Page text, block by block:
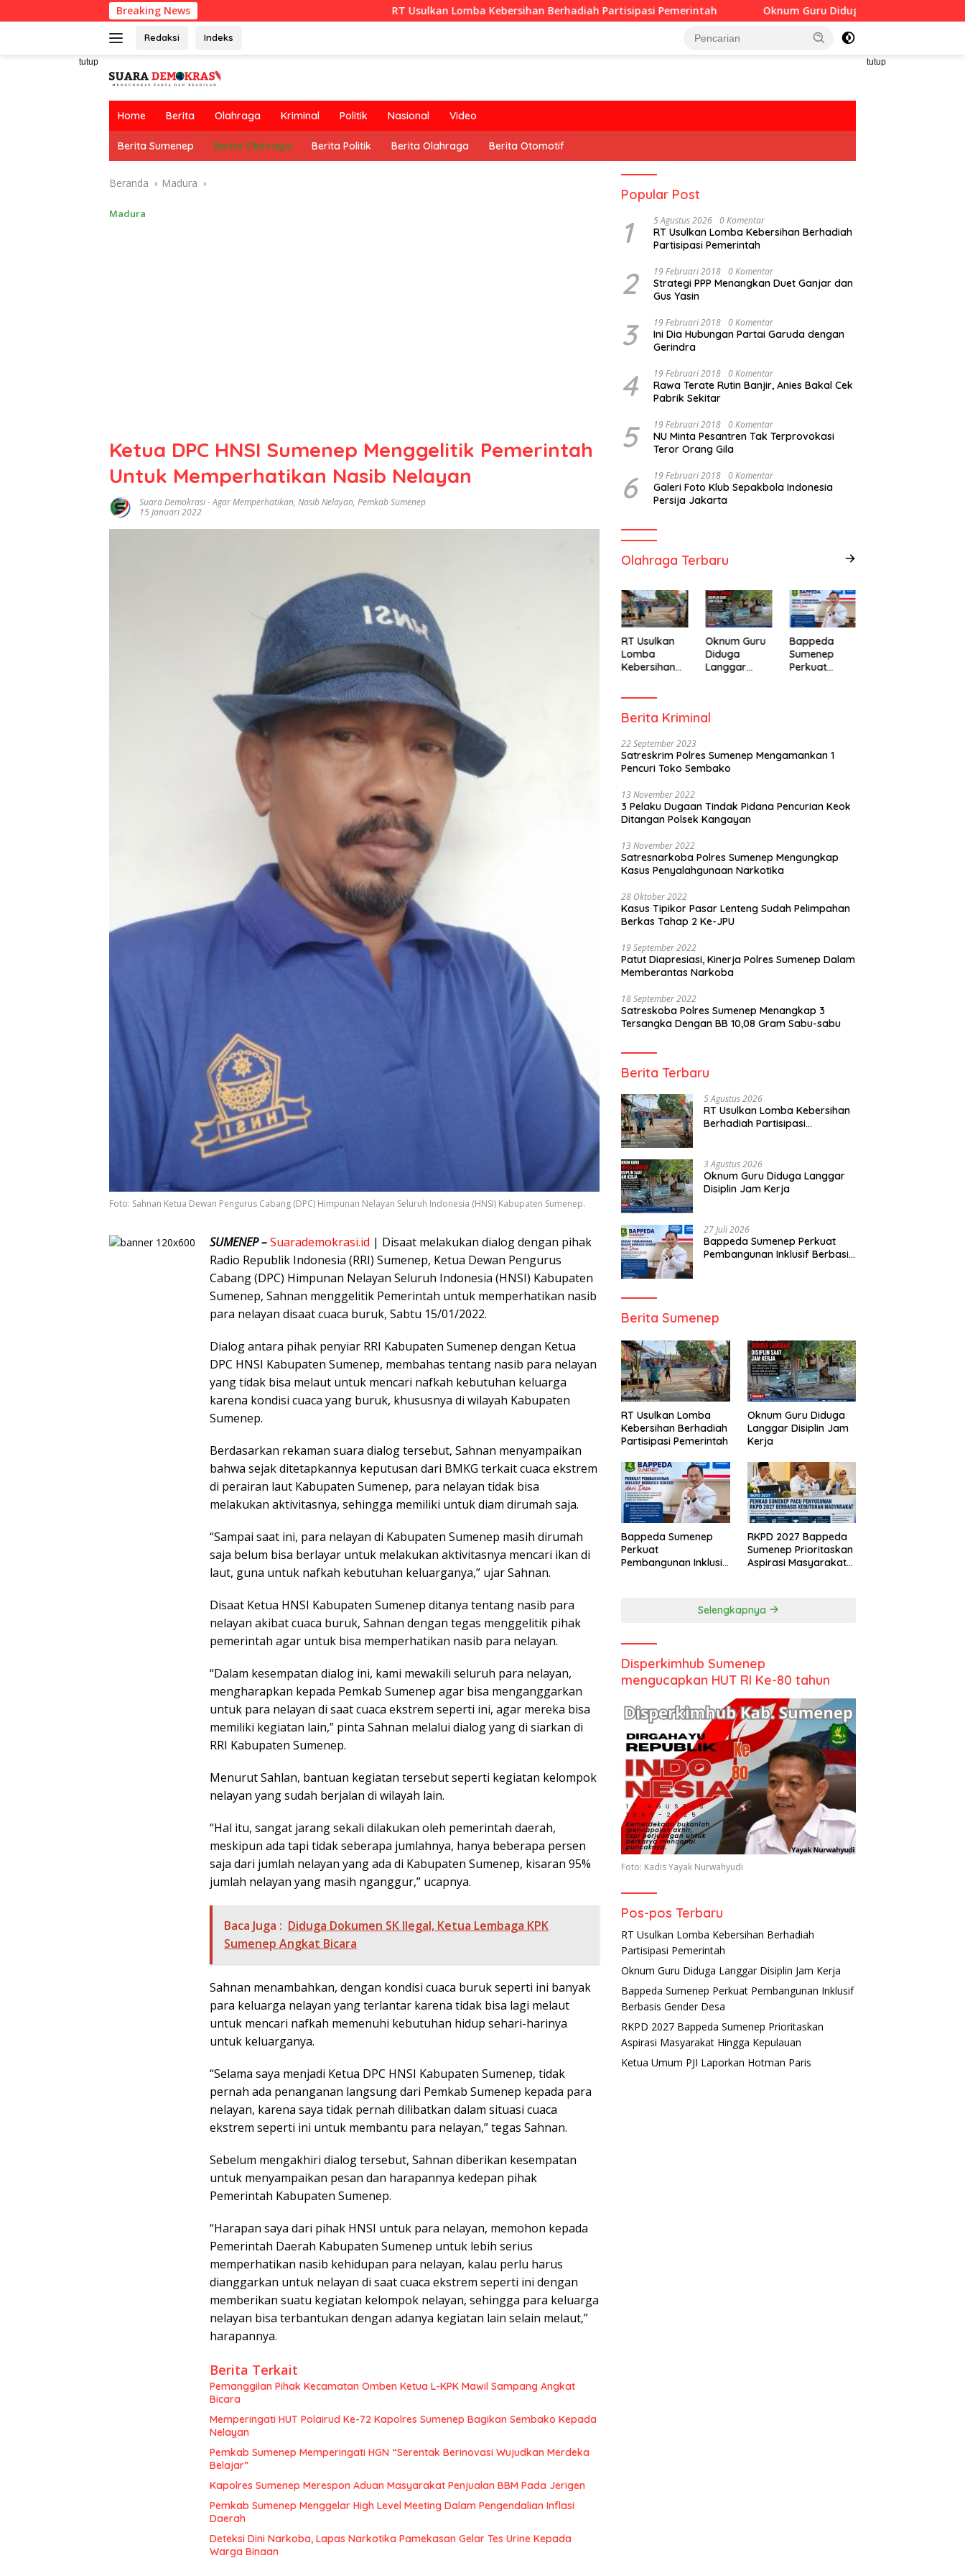
ke
Breaking News RT Usulkan Lomba Kebersihan Berhadiah Partisipasi Pemerintah Oknum Guru Diduga Langgar Disiplin Jam Kerja
Redaksi Indeks
tutup tutup
Home Berita Olahraga Kriminal Politik Nasional Video
Berita Sumenep Berita Olahraga Berita Politik Berita Olahraga Berita Otomotif
Beranda Madura
Madura
Ketua DPC HNSI Sumenep Menggelitik Pemerintah
Untuk Memperhatikan Nasib Nelayan
Suara Demokrasi-Agar Memperhatikan, Nasib Nelayan, Pemkab Sumenep
15 Januari 2022
Foto: Sahnan Ketua Dewan Pengurus Cabang (DPC) Himpunan Nelayan Seluruh Indonesia (HNSI) Kabupaten Sumenep.
SUMENEP –Suarademokrasi.id | Disaat melakukan dialog dengan pihak
Radio Republik Indonesia (RRI) Sumenep, Ketua Dewan Pengurus
Cabang (DPC) Himpunan Nelayan Seluruh Indonesia (HNSI) Kabupaten
Sumenep, Sahnan menggelitik Pemerintah untuk memperhatikan nasib
para nelayan disaat cuaca buruk, Sabtu 15/01/2022.
Dialog antara pihak penyiar RRI Kabupaten Sumenep dengan Ketua
DPC HNSI Kabupaten Sumenep, membahas tentang nasib para nelayan
yang tidak bisa melaut untuk mencari nafkah kebutuhan keluarga
karena kondisi cuaca yang buruk, khususnya di wilayah Kabupaten
Sumenep.
Berdasarkan rekaman suara dialog tersebut, Sahnan menyampaikan
bahwa sejak ditetapkannya keputusan dari BMKG terkait cuaca ekstrem
di perairan laut Kabupaten Sumenep, para nelayan tidak bisa
melakukan aktivitasnya, sehingga memiliki untuk diam dirumah saja.
“Sampai saat ini, para nelayan di Kabupaten Sumenep masih dirumah
saja belum bisa berlayar untuk melakukan aktivitasnya mencari ikan di
laut, guna untuk nafkah kebutuhan keluarganya,” ujar Sahnan.
Disaat Ketua HNSI Kabupaten Sumenep ditanya tentang nasib para
nelayan akibat cuaca buruk, Sahnan dengan tegas menggelitik pihak
pemerintah agar untuk bisa memperhatikan nasib para nelayan.
“Dalam kesempatan dialog ini, kami mewakili seluruh para nelayan,
mengharapkan kepada Pemkab Sumenep agar bisa menganggarkan
untuk para nelayan di saat cuaca ekstrem seperti ini, agar mereka bisa
memiliki kegiatan lain,” pinta Sahnan melalui dialog yang di siarkan di
RRI Kabupaten Sumenep.
Menurut Sahlan, bantuan kegiatan tersebut seperti kegiatan kelompok
nelayan yang sudah berjalan di wilayah lain.
“Hal itu, sangat jarang sekali dilakukan oleh pemerintah daerah,
meskipun ada tapi tidak seberapa jumlahnya, hanya beberapa persen
saja dari jumlah nelayan yang ada di Kabupaten Sumenep, kisaran 95%
jumlah nelayan yang masih nganggur,” ucapnya.
Baca Juga : Diduga Dokumen SK Ilegal, Ketua Lembaga KPK
Sumenep Angkat Bicara
Sahnan menambahkan, dengan kondisi cuaca buruk seperti ini banyak
para keluarga nelayan yang terlantar karena tidak bisa lagi melaut
untuk mencari nafkah memenuhi kebutuhan hidup sehari-harinya
untuk keluarganya.
“Selama saya menjadi Ketua DPC HNSI Kabupaten Sumenep, tidak
pernah ada penanganan langsung dari Pemkab Sumenep kepada para
nelayan, karena saya tidak pernah dilibatkan dalam situasi cuaca
ekstrem seperti ini untuk membantu para nelayan,” tegas Sahnan.
Sebelum mengakhiri dialog tersebut, Sahnan diberikan kesempatan
untuk menyampaikan pesan dan harapannya kedepan pihak
Pemerintah Kabupaten Sumenep.
“Harapan saya dari pihak HNSI untuk para nelayan, memohon kepada
Pemerintah Daerah Kabupaten Sumenep untuk lebih serius
memperhatikan nasib kehidupan para nelayan, kalau perlu harus
dianggarkan untuk nelayan di saat cuaca ekstrem seperti ini dengan
memberikan suatu kegiatan kelompok nelayan, sehingga para keluarga
nelayan bisa terbantukan dengan adanya kegiatan lain selain melaut,”
harapannya.
Berita Terkait
Pemanggilan Pihak Kecamatan Omben Ketua L-KPK Mawil Sampang Angkat
Bicara
Memperingati HUT Polairud Ke-72 Kapolres Sumenep Bagikan Sembako Kepada
Nelayan
Pemkab Sumenep Memperingati HGN “Serentak Berinovasi Wujudkan Merdeka
Belajar”
Kapolres Sumenep Merespon Aduan Masyarakat Penjualan BBM Pada Jerigen
Pemkab Sumenep Menggelar High Level Meeting Dalam Pengendalian Inflasi
Daerah
Deteksi Dini Narkoba, Lapas Narkotika Pamekasan Gelar Tes Urine Kepada
Warga Binaan
Popular Post
1 5 Agustus 2026 0 Komentar
RT Usulkan Lomba Kebersihan Berhadiah
Partisipasi Pemerintah
2 19 Februari 2018 0 Komentar
Strategi PPP Menangkan Duet Ganjar dan
Gus Yasin
3 19 Februari 2018 0 Komentar
Ini Dia Hubungan Partai Garuda dengan
Gerindra
4 19 Februari 2018 0 Komentar
Rawa Terate Rutin Banjir, Anies Bakal Cek
Pabrik Sekitar
5 19 Februari 2018 0 Komentar
NU Minta Pesantren Tak Terprovokasi
Teror Orang Gila
6 19 Februari 2018 0 Komentar
Galeri Foto Klub Sepakbola Indonesia
Persija Jakarta
Olahraga Terbaru
RT Usulkan
Lomba
Kebersihan
Oknum Guru
Diduga
Langgar
Bappeda
Sumenep
Perkuat
Berita Kriminal
22 September 2023
Satreskrim Polres Sumenep Mengamankan 1
Pencuri Toko Sembako
13 November 2022
3 Pelaku Dugaan Tindak Pidana Pencurian Keok
Ditangan Polsek Kangayan
13 November 2022
Satresnarkoba Polres Sumenep Mengungkap
Kasus Penyalahgunaan Narkotika
28 Oktober 2022
Kasus Tipikor Pasar Lenteng Sudah Pelimpahan
Berkas Tahap 2 Ke-JPU
19 September 2022
Patut Diapresiasi, Kinerja Polres Sumenep Dalam
Memberantas Narkoba
18 September 2022
Satreskoba Polres Sumenep Menangkap 3
Tersangka Dengan BB 10,08 Gram Sabu-sabu
Berita Terbaru
5 Agustus 2026
RT Usulkan Lomba Kebersihan
Berhadiah Partisipasi
3 Agustus 2026
Oknum Guru Diduga Langgar
Disiplin Jam Kerja
27 Juli 2026
Bappeda Sumenep Perkuat
Pembangunan Inklusif Berbasis
Berita Sumenep
RT Usulkan Lomba
Kebersihan Berhadiah
Partisipasi Pemerintah
Oknum Guru Diduga
Langgar Disiplin Jam
Kerja
Bappeda Sumenep
Perkuat
Pembangunan Inklusif
RKPD 2027 Bappeda
Sumenep Prioritaskan
Aspirasi Masyarakat
Selengkapnya
Disperkimhub Sumenep
mengucapkan HUT RI Ke-80 tahun
Foto: Kadis Yayak Nurwahyudi
Pos-pos Terbaru
RT Usulkan Lomba Kebersihan Berhadiah
Partisipasi Pemerintah
Oknum Guru Diduga Langgar Disiplin Jam Kerja
Bappeda Sumenep Perkuat Pembangunan Inklusif
Berbasis Gender Desa
RKPD 2027 Bappeda Sumenep Prioritaskan
Aspirasi Masyarakat Hingga Kepulauan
Ketua Umum PJI Laporkan Hotman Paris